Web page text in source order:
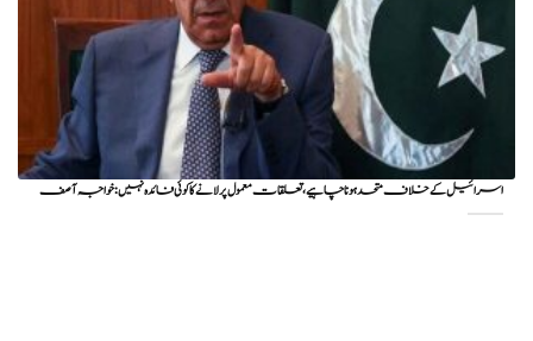
اسرائیل کے خلاف متحد ہونا چاہیے، تعلقات معمول پر لانے کا کوئی فائدہ نہیں: خواجہ آصف